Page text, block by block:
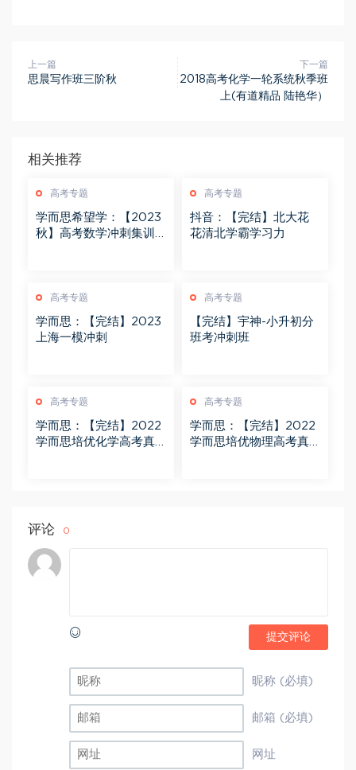
上一篇
思晨写作班三阶秋
下一篇
2018高考化学一轮系统秋季班
上(有道精品 陆艳华）
相关推荐
高考专题
学而思希望学：【2023
秋】高考数学冲刺集训
高考专题
抖音：【完结】北大花
花清北学霸学习力
高考专题
学而思：【完结】2023
上海一模冲刺
高考专题
【完结】宇神-小升初分
班考冲刺班
高考专题
学而思：【完结】2022
学而思培优化学高考真
高考专题
学而思：【完结】2022
学而思培优物理高考真
评论 0
提交评论
昵称 (必填)
邮箱 (必填)
网址